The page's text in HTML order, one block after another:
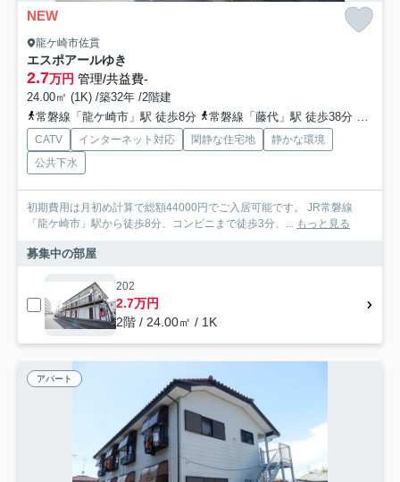
NEW
龍ケ崎市佐貫
エスポアールゆき
2.7万円 管理/共益費-
24.00㎡ (1K) /築32年 /2階建
常磐線「龍ケ崎市」駅 徒歩8分
常磐線「藤代」駅 徒歩38分 常磐
CATV インターネット対応 閑静な住宅地
静かな環境
公共下水
初期費用は月初め計算で総額44000円でご入居可能です。 JR常磐線
「龍ケ崎市」駅から徒歩8分、コンビニまで徒歩3分、... もっと見る
募集中の部屋
202
2.7万円
2階 / 24.00㎡ / 1K
アパート